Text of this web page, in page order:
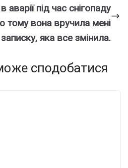
аварії під час снігопаду
тому вона вручила мені
записку, яка все змінила.
сподобатися